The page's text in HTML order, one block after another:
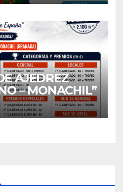
AJEDREZ
– MONACHIL”